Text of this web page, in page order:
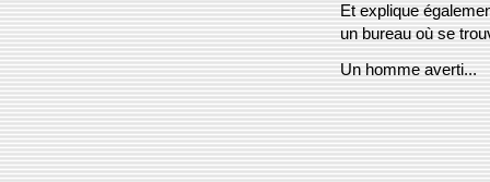
Et explique
un bureau où se
Un homme averti...